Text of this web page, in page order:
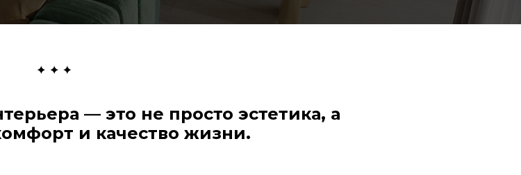
— это не просто эстетика, а
и качество жизни.